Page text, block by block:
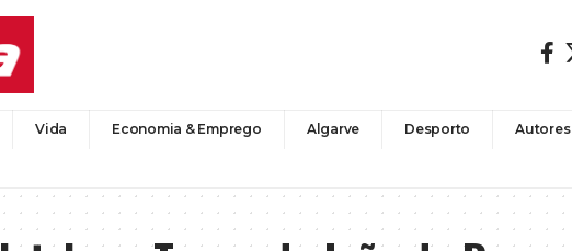
Vida Economia & Emprego Algarve Desporto Autores